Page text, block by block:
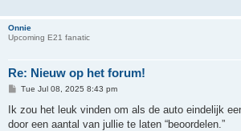
Onnie
Upcoming E21 fanatic
Re: Nieuw op het forum!
P
s
Tue Jul 08, 2025 8:43 pm
Ik zou het leuk vinden om als de auto eindelijk
door een aantal van jullie te laten “beoordelen.”